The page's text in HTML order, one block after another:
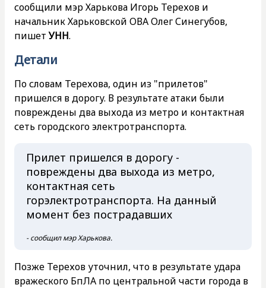
сообщили мэр Харькова Игорь Терехов и
начальник Харьковской ОВА Олег Синегубов,
пишетУНН.
Детали
По словам Терехова, один из "прилетов"
пришелся в дорогу. В результате атаки были
повреждены два выхода из метро и контактная
сеть городского электротранспорта.
Прилет пришелся в дорогу -
повреждены два выхода из метро,
контактная сеть
горэлектротранспорта. На данный
момент без пострадавших
- сообщил мэр Харькова.
Позже Терехов уточнил, что в результате удара
вражеского БпЛА по центральной части города в